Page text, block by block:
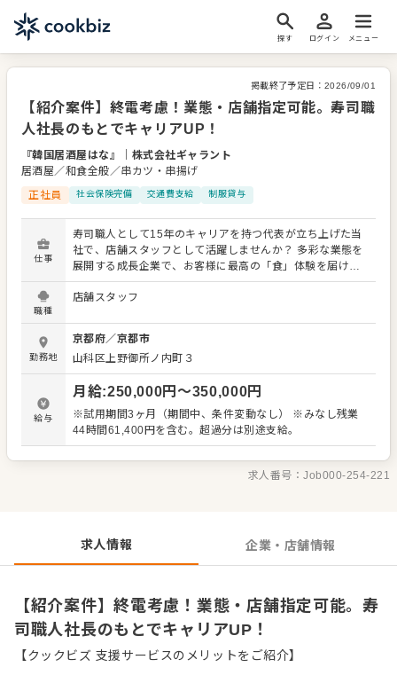
探す ログイン メニュー
掲載終了予定日： 2026/09/01
【紹介案件】終電考慮！業態・店舗指定可能。寿司職
人社長のもとでキャリアUP！
『韓国居酒屋はな』
株式会社ギャラント
居酒屋／和食全般／串カツ・串揚げ
正社員
社会保険完備 交通費支給 制服貸与
仕事
寿司職人として15年のキャリアを持つ代表が立ち上げた当
社で、店舗スタッフとして活躍しませんか？ 多彩な業態を
展開する成長企業で、お客様に最高の「食」体験を届けま
しょう。 入社後、まずはメニューを覚えることからスター
ト。レギュラーメニューに加え、季節限定メニューも提供
内、オーダー、レジ対応など）、簡単な調理や仕込み、仕
入れ・在庫管理、まかない作り、アルバイトスタッフの教
育など、 多岐にわたる業務をお任せします。 よりよいお店
づくりのためのオペレーション改善や構築についてのアイ
デアも大歓迎です。 スキルに合わせた業務から始め、先輩
スタッフが丁寧にサポート。経験が浅い方も安心して成長
できる環境です。 出店予定も豊富で、将来は店長や料理
＜おすすめポイント＞ 業態や店舗の指定が可能です。終電
を考慮した勤務で、プライベートも確保できます。 独立支
職種
店舗スタッフ
勤務地
京都府／京都市
山科区上野御所ノ内町３
給与
月給:250,000円〜350,000円
※試用期間3ヶ月（期間中、条件変動なし） ※みなし残業
44時間61,400円を含む。超過分は別途支給。
求人番号：Job000-254-221
求人情報 企業・店舗情報
【紹介案件】終電考慮！業態・店舗指定可能。寿
司職人社長のもとでキャリアUP！
【クックビズ 支援サービスのメリットをご紹介】